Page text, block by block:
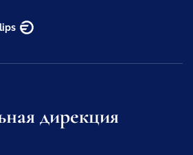
дирекция